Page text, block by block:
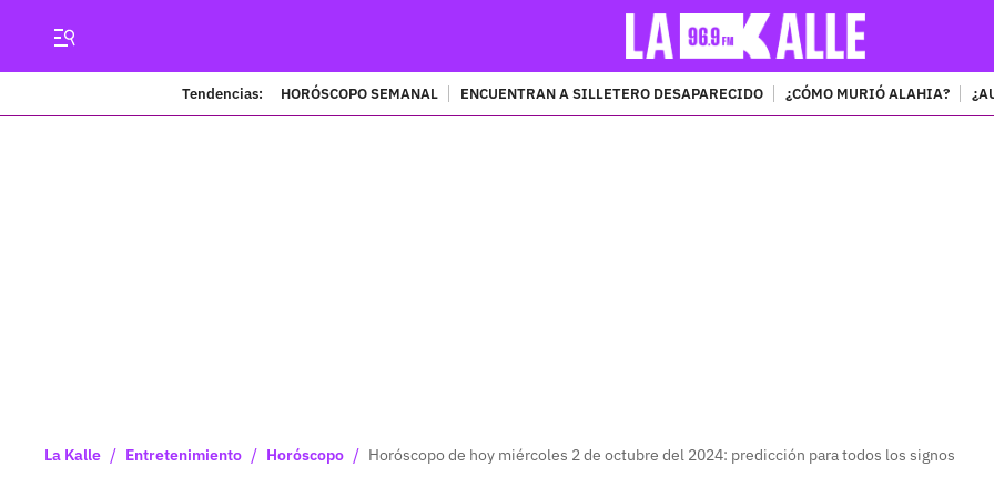
Tendencias: HORÓSCOPO SEMANAL ENCUENTRAN A SILLETERO DESAPARECIDO ¿CÓMO MURIÓ ALAHIA?
La Kalle / Entretenimiento / Horóscopo / Horóscopo de hoy miércoles 2 de octubre del 2024: predicción para todos los signos